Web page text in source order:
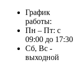
График
работы:
Пн – Пт: с
09:00 до 17:30
Сб, Вс -
выходной